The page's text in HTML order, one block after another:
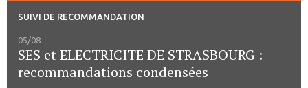
SUIVI DE RECOMMANDATION
05/08
SES et ELECTRICITE DE STRASBOURG :
recommandations condensées